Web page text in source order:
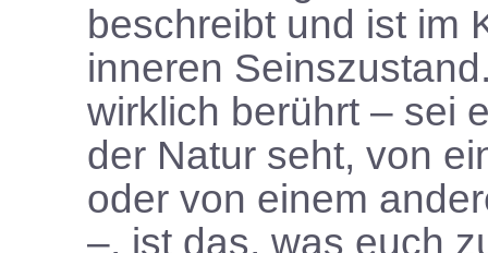
beschreibt und ist im
inneren
wirklich berührt – sei
der Natur seht, von
oder von einem
–, ist das, was euch